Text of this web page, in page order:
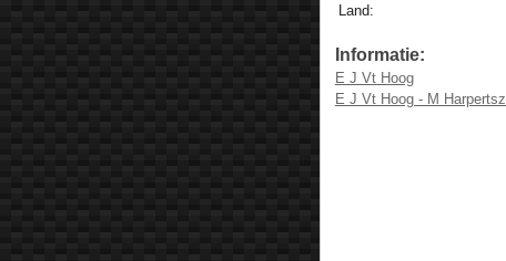
Land:
Informatie:
E J Vt Hoog
E J Vt Hoog - M